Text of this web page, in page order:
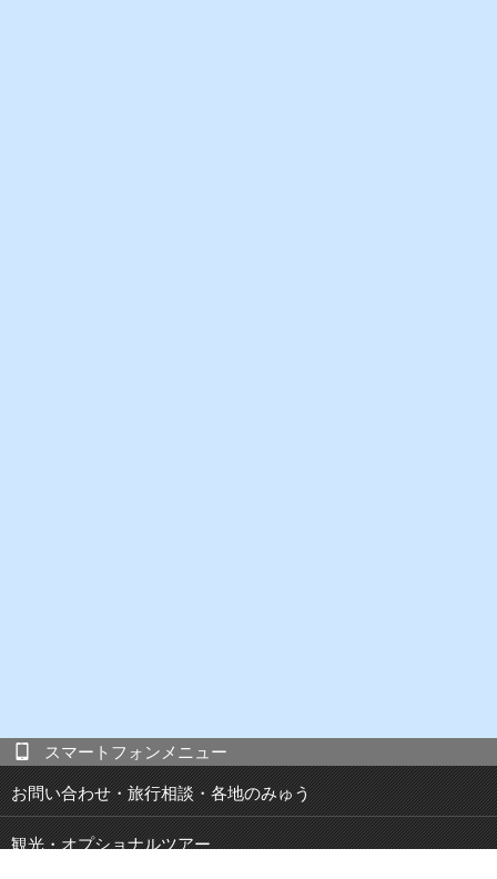
スマートフォンメニュー
お問い合わせ・旅行相談・各地のみゅう
観光・オプショナルツアー